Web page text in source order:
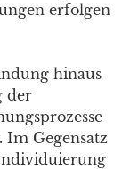
erfolgen
hinaus
der
Im Gegensatz